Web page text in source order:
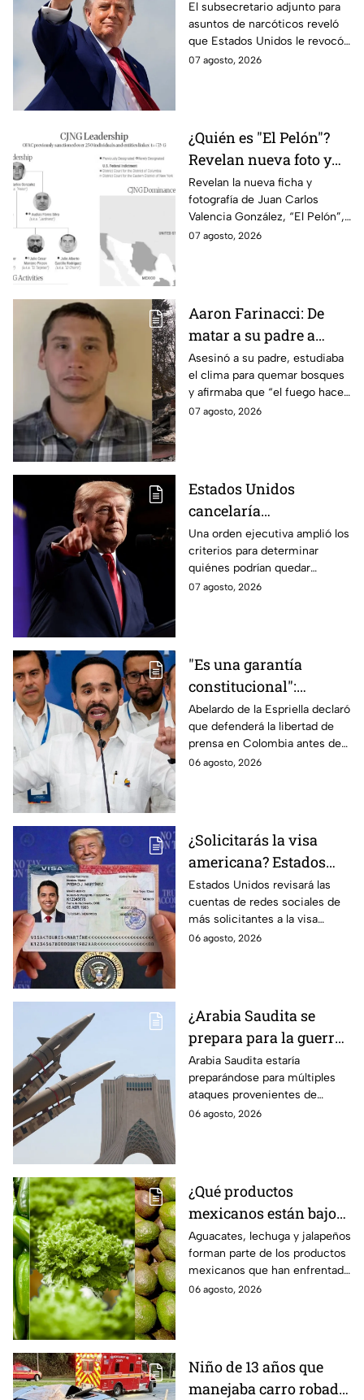
tienen vínculos con
grupos criminales
El subsecretario adjunto para
asuntos de narcóticos reveló
que Estados Unidos le revocó
la visa a mexicanos con
07 agosto, 2026
¿Quién es "El Pelón"?
Revelan nueva foto y
ficha por líder del CJNG
Revelan la nueva ficha y
fotografía de Juan Carlos
Valencia González, “El Pelón”,
como el nuevo líder del CJNG
07 agosto, 2026
Aaron Farinacci: De
matar a su padre a
provocar incendios
forestales
Asesinó a su padre, estudiaba
el clima para quemar bosques
y afirmaba que “el fuego hace
renacer las cosas”. Esta es la
07 agosto, 2026
Estados Unidos
cancelaría
nacionalidad por
nacimiento del líder
del CJNG
Una orden ejecutiva amplió los
criterios para determinar
quiénes podrían quedar
excluidos de la nacionalidad
07 agosto, 2026
"Es una garantía
constitucional":
Abelardo de la
Espriella promete
defender la libertad de
prensa en Colombia
Abelardo de la Espriella declaró
que defenderá la libertad de
prensa en Colombia antes de
asumir su cargo como
06 agosto, 2026
¿Solicitarás la visa
americana? Estados
Unidos revisará las
redes sociales de estos
solicitantes
Estados Unidos revisará las
cuentas de redes sociales de
más solicitantes a la visa
americana.
06 agosto, 2026
¿Arabia Saudita se
prepara para la guerra?
Esperan ataques de
grupos armados de tres
países
Arabia Saudita estaría
preparándose para múltiples
ataques provenientes de
grupos armados de tres países.
06 agosto, 2026
¿Qué productos
mexicanos están bajo
la lupa de Estados
Unidos? Aguacates,
lechuga y jalapeños
encabezan la lista
Aguacates, lechuga y jalapeños
forman parte de los productos
mexicanos que han enfrentado
restricciones o
06 agosto, 2026
Niño de 13 años que
manejaba carro robado